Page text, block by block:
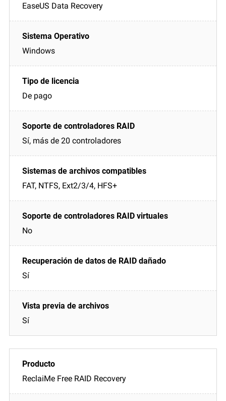
EaseUS Data Recovery
Windows
De pago
Sí, más de 20 controladores
FAT, NTFS, Ext2/3/4, HFS+
No
Sí
Sí
ReclaiMe Free RAID Recovery